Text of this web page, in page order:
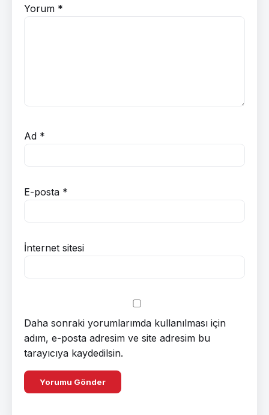
Yorum *
Ad *
E-posta *
İnternet sitesi
Daha sonraki yorumlarımda kullanılması için
adım, e-posta adresim ve site adresim bu
tarayıcıya kaydedilsin.